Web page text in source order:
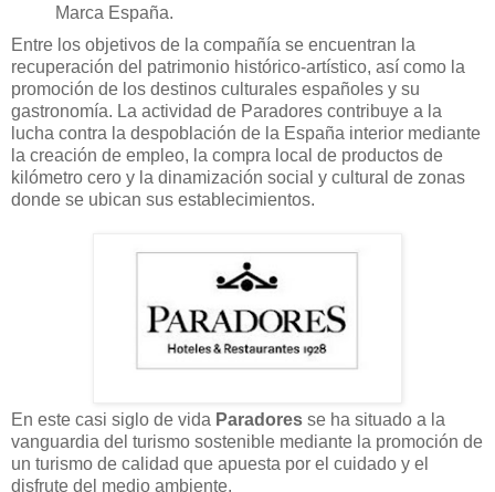
Marca España.
Entre los objetivos de la compañía se encuentran la
recuperación del patrimonio histórico-artístico, así como la
promoción de los destinos culturales españoles y su
gastronomía. La actividad de Paradores contribuye a la
lucha contra la despoblación de la España interior mediante
la creación de empleo, la compra local de productos de
kilómetro cero y la dinamización social y cultural de zonas
donde se ubican sus establecimientos.
En este casi siglo de vida Paradores se ha situado a la
vanguardia del turismo sostenible mediante la promoción de
un turismo de calidad que apuesta por el cuidado y el
disfrute del medio ambiente.